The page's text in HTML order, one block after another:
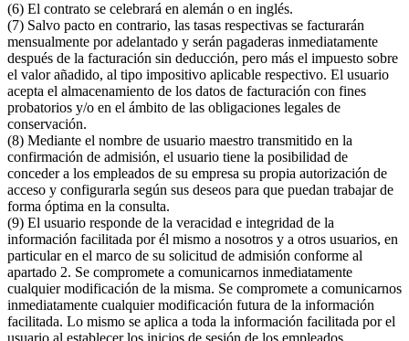
(6) El contrato se celebrará en alemán o en inglés.
(7) Salvo pacto en contrario, las tasas respectivas se facturarán
mensualmente por adelantado y serán pagaderas inmediatamente
después de la facturación sin deducción, pero más el impuesto sobre
el valor añadido, al tipo impositivo aplicable respectivo. El usuario
acepta el almacenamiento de los datos de facturación con fines
probatorios y/o en el ámbito de las obligaciones legales de
conservación.
(8) Mediante el nombre de usuario maestro transmitido en la
confirmación de admisión, el usuario tiene la posibilidad de
conceder a los empleados de su empresa su propia autorización de
acceso y configurarla según sus deseos para que puedan trabajar de
forma óptima en la consulta.
(9) El usuario responde de la veracidad e integridad de la
información facilitada por él mismo a nosotros y a otros usuarios, en
particular en el marco de su solicitud de admisión conforme al
apartado 2. Se compromete a comunicarnos inmediatamente
cualquier modificación de la misma. Se compromete a comunicarnos
inmediatamente cualquier modificación futura de la información
facilitada. Lo mismo se aplica a toda la información facilitada por el